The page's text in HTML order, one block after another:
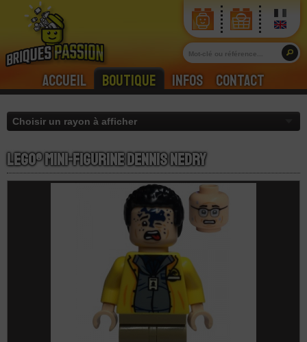
Accueil Boutique Infos Contact
LEGO® Mini-Figurine Dennis Nedry